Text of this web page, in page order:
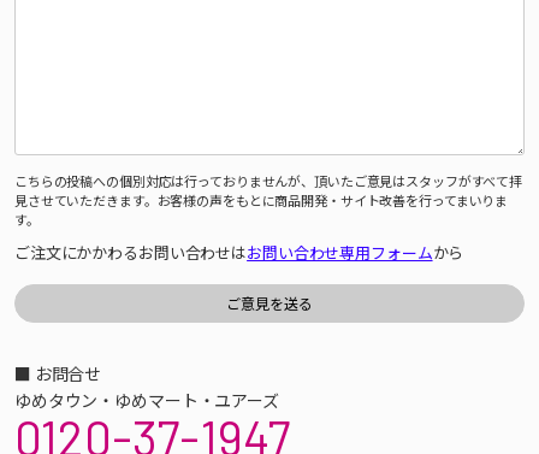
こちらの投稿への個別対応は行っておりませんが、頂いたご意見はスタッフがすべて拝
見させていただきます。お客様の声をもとに商品開発・サイト改善を行ってまいりま
す。
ご注文にかかわるお問い合わせはお問い合わせ専用フォームから
■ お問合せ
ゆめタウン・ゆめマート・ユアーズ
0120-37-1947